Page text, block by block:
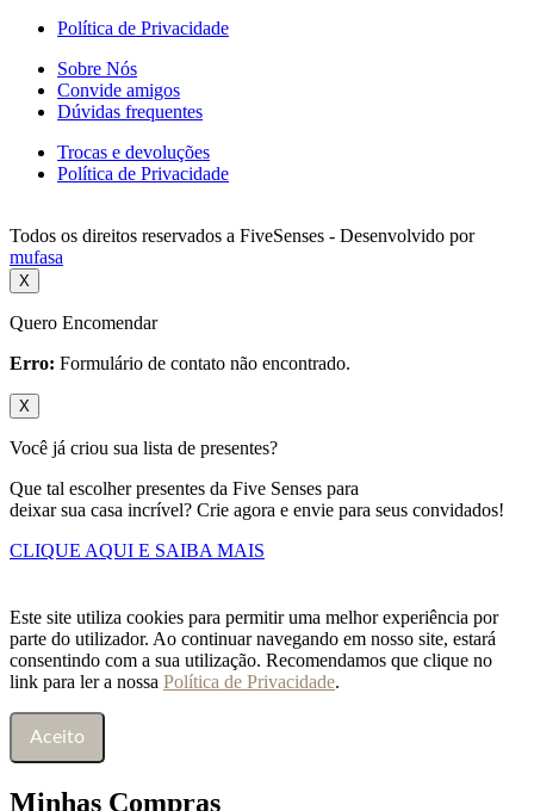
Política de Privacidade
Sobre Nós
Convide amigos
Dúvidas frequentes
Trocas e devoluções
Política de Privacidade
Todos os direitos reservados a FiveSenses - Desenvolvido por
mufasa
X
Quero Encomendar
Erro: Formulário de contato não encontrado.
X
Você já criou sua lista de presentes?
Que tal escolher presentes da Five Senses para
deixar sua casa incrível? Crie agora e envie para seus convidados!
CLIQUE AQUI E SAIBA MAIS
Este site utiliza cookies para permitir uma melhor experiência por
parte do utilizador. Ao continuar navegando em nosso site, estará
consentindo com a sua utilização. Recomendamos que clique no
link para ler a nossa Política de Privacidade.
Aceito
Minhas Compras